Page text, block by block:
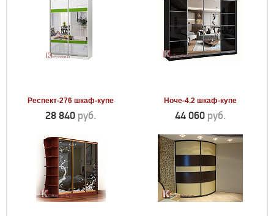
Респект-276 шкаф-купе
28 840 руб.
Ноче-4.2 шкаф-купе
44 060 руб.